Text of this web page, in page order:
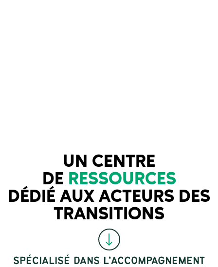
UN CENTRE
DE RESSOURCES
DÉDIÉ AUX ACTEURS DES
TRANSITIONS
SPÉCIALISÉ DANS L’ACCOMPAGNEMENT